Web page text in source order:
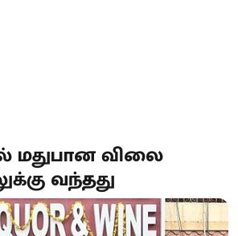
மதுபான விலை
வந்தது